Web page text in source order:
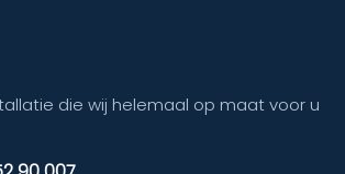
die wij helemaal op maat voor u